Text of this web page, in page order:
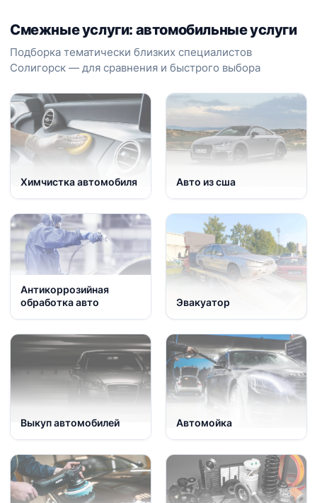
Смежные услуги: автомобильные услуги
Подборка тематически близких специалистов
Солигорск — для сравнения и быстрого выбора
Химчистка автомобиля Авто из сша
Антикоррозийная
обработка авто
Эвакуатор
Выкуп автомобилей Автомойка